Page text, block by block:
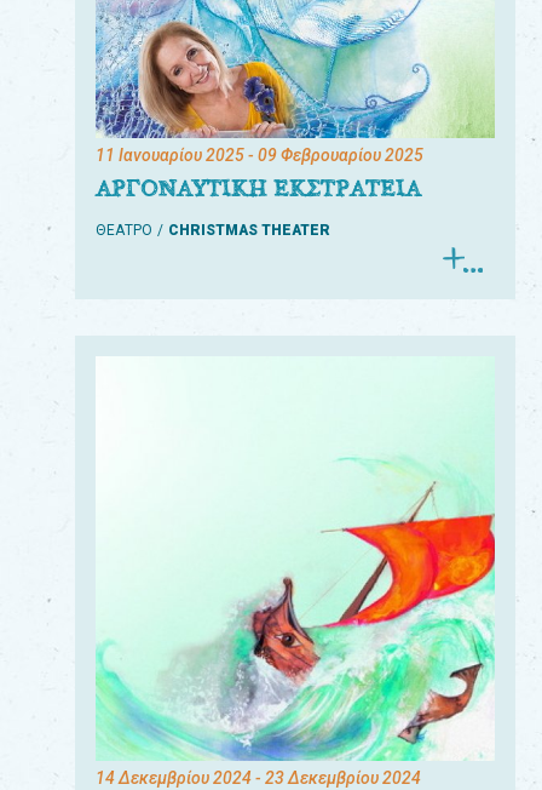
11 Ιανουαρίου 2025- 09 Φεβρουαρίου 2025
ΑΡΓΟΝΑΥΤΙΚΗ ΕΚΣΤΡΑΤΕΙΑ
ΘΕΑΤΡΟ CHRISTMAS THEATER
14 Δεκεμβρίου 2024- 23 Δεκεμβρίου 2024